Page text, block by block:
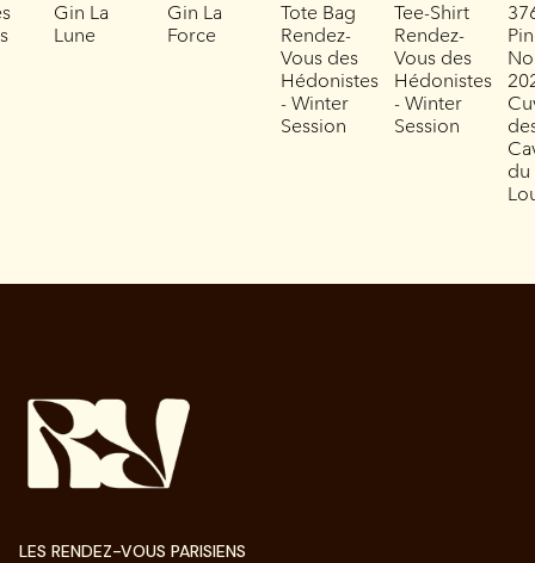
Gin La
Lune
Gin La
Force
Tote Bag
Rendez-
Vous des
Hédonistes
- Winter
Session
Tee-Shirt
Rendez-
Vous des
Hédonistes
- Winter
Session
du
LES RENDEZ-VOUS PARISIENS